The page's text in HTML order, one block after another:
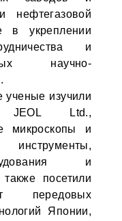
нефтегазовой
в укреплении
и
научно-
ученые изучили
JEOL Ltd.,
микроскопы и
и
посетили
передовых
Японии,